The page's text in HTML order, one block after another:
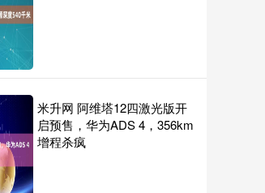
米升网 阿维塔12四激光版开
启预售，华为ADS 4，356km
增程杀疯